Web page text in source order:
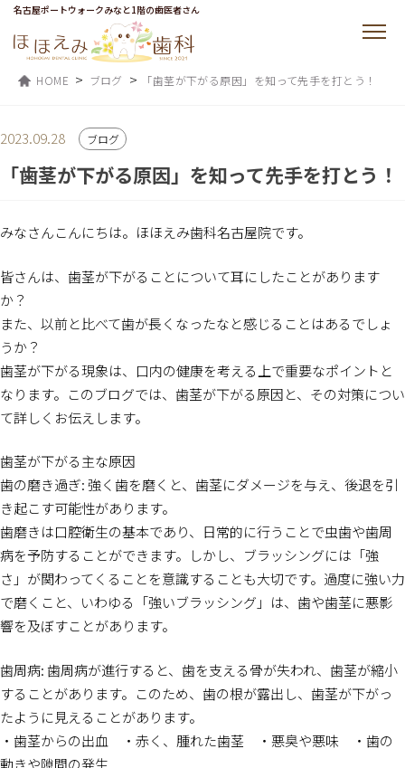
名古屋ポートウォークみなと1階の歯医者さん
HOME > ブログ > 「歯茎が下がる原因」を知って先手を打とう！
2023.09.28 ブログ
「歯茎が下がる原因」を知って先手を打とう！
みなさんこんにちは。ほほえみ歯科名古屋院です。
皆さんは、歯茎が下がることについて耳にしたことがあります
か？
また、以前と比べて歯が長くなったなと感じることはあるでしょ
うか？
歯茎が下がる現象は、口内の健康を考える上で重要なポイントと
なります。このブログでは、歯茎が下がる原因と、その対策につい
て詳しくお伝えします。
歯茎が下がる主な原因
歯の磨き過ぎ: 強く歯を磨くと、歯茎にダメージを与え、後退を引
き起こす可能性があります。
歯磨きは口腔衛生の基本であり、日常的に行うことで虫歯や歯周
病を予防することができます。しかし、ブラッシングには「強
さ」が関わってくることを意識することも大切です。過度に強い力
で磨くこと、いわゆる「強いブラッシング」は、歯や歯茎に悪影
響を及ぼすことがあります。
歯周病: 歯周病が進行すると、歯を支える骨が失われ、歯茎が縮小
することがあります。このため、歯の根が露出し、歯茎が下がっ
たように見えることがあります。
・歯茎からの出血 ・赤く、腫れた歯茎 ・悪臭や悪味 ・歯の
動きや隙間の発生